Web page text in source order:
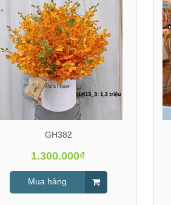
GH382
1.300.000₫
Mua hàng